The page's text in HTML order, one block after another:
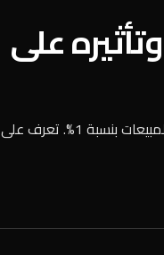
على
سرعة موقعك الإلكتروني مرتبطة مباشرة بالمبيعات. تأخير 100 ميلي ثانية يقلل المبيعات بنسبة 1%. تعرف على